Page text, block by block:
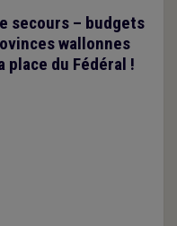
secours – budgets
wallonnes
du Fédéral !